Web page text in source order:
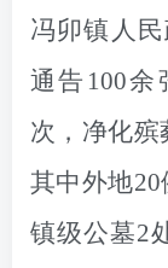
冯卯镇人
通告100
次，净化殡
其中外地
镇级公墓2